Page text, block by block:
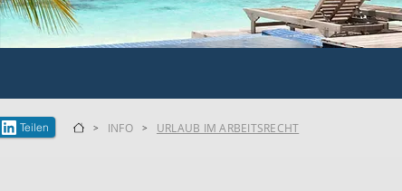
Teilen > INFO > URLAUB IM ARBEITSRECHT